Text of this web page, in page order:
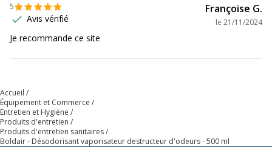
5
Avis vérifié
Françoise G.
le 21/11/2024
Je recommande ce site
Accueil
Équipement et Commerce
Entretien et Hygiène
Produits d'entretien
Produits d'entretien sanitaires
Boldair - Désodorisant vaporisateur destructeur d'odeurs - 500 ml